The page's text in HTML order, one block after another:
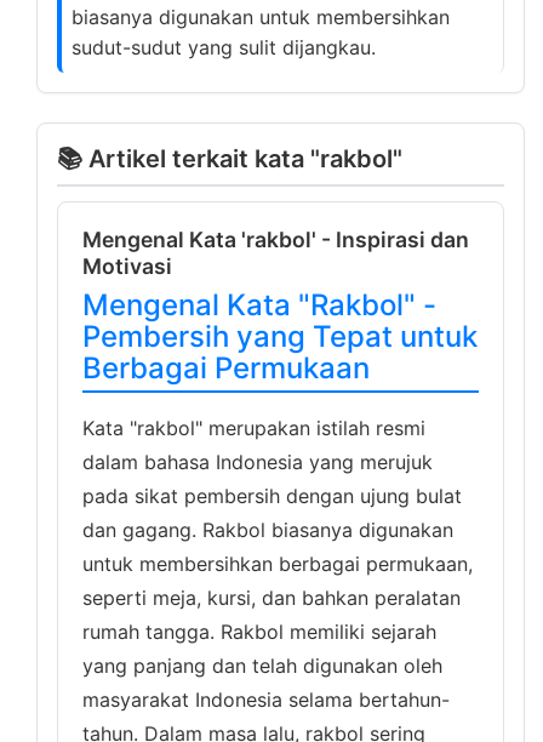
biasanya digunakan untuk membersihkan
sudut-sudut yang sulit dijangkau.
📚 Artikel terkait kata "rakbol"
Mengenal Kata 'rakbol' - Inspirasi dan
Motivasi
Mengenal Kata "Rakbol" -
Pembersih yang Tepat untuk
Berbagai Permukaan
Kata "rakbol" merupakan istilah resmi
dalam bahasa Indonesia yang merujuk
pada sikat pembersih dengan ujung bulat
dan gagang. Rakbol biasanya digunakan
untuk membersihkan berbagai permukaan,
seperti meja, kursi, dan bahkan peralatan
rumah tangga. Rakbol memiliki sejarah
yang panjang dan telah digunakan oleh
masyarakat Indonesia selama bertahun-
tahun. Dalam masa lalu, rakbol sering